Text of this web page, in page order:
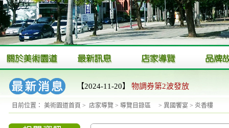
【2024-11-20】 物調券第2波發放
目前位置： 美術園道首頁 > 店家導覽 > 導覽目錄區 > 異國饗宴 > 炎香樓